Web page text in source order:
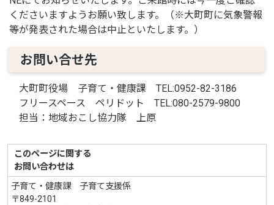
くださいますようお願い致します。（※大町町に気象警報
等が発表された場合は中止といたします。）
お問い合せ先
大町町役場 子育て・健康課 TEL:0952-82-3186
フリースペース ペリドット TEL:080-2579-9800
担当：地域おこし協力隊 上原
このページに関する
お問い合わせは
子育て・健康課 子育て支援係
〒849-2101